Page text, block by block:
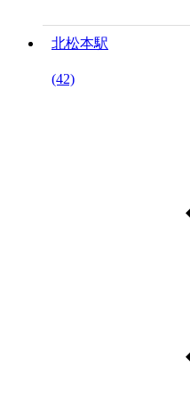
北松本駅
(42)